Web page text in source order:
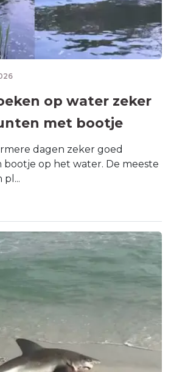
op water zeker
met bootje
dagen zeker goed
op het water. De meeste